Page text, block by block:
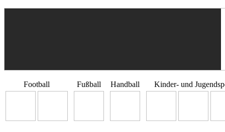
Football Fußball Handball Kinder- und